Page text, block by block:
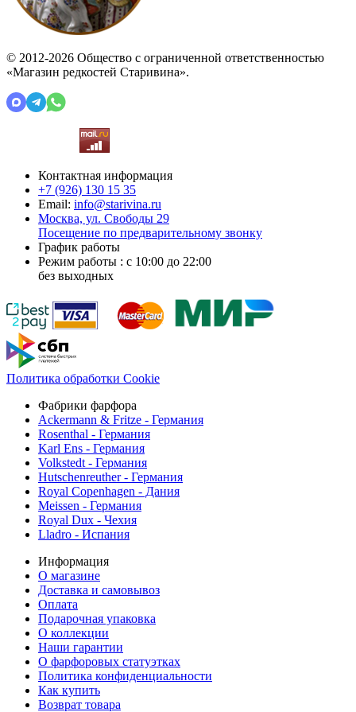
© 2012-2026 Общество с ограниченной ответственностью
«Магазин редкостей Старивина».
Контактная информация
+7 (926) 130 15 35
Email: info@starivina.ru
Москва, ул. Свободы 29
Посещение по предварительному звонку
График работы
Режим работы : с 10:00 до 22:00
без выходных
Политика обработки Cookie
Фабрики фарфора
Ackermann & Fritze - Германия
Rosenthal - Германия
Karl Ens - Германия
Volkstedt - Германия
Hutschenreuther - Германия
Royal Copenhagen - Дания
Meissen - Германия
Royal Dux - Чехия
Lladro - Испания
Информация
О магазине
Доставка и самовывоз
Оплата
Подарочная упаковка
О коллекции
Наши гарантии
О фарфоровых статуэтках
Политика конфиденциальности
Как купить
Возврат товара